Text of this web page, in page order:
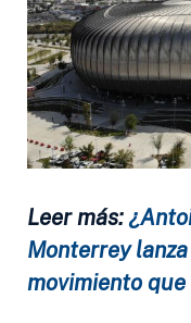
Leer más:
Monterrey
movimiento